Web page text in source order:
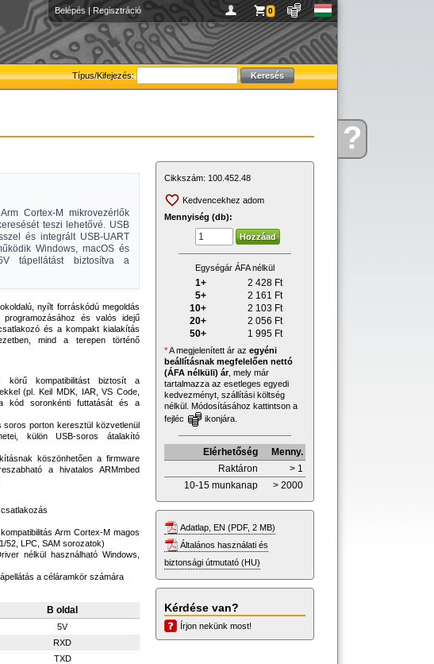
Kérdése?
Belépés | Regisztráció 0
Típus/Kifejezés:
Cortex-M mikrovezérlők
teszi lehetővé. USB
és integrált USB-UART
Windows, macOS és
tápellátást biztosítva a
nyílt forráskódú megoldás
és valós idejű
és a kompakt kialakítás
mind a terepen történő
körű kompatibilitást biztosít a
(pl. Keil MDK, IAR, VS Code,
kód soronkénti futtatását és a
soros porton keresztül közvetlenül
külön USB-soros átalakító
köszönhetően a firmware
a hivatalos ARMmbed
Arm Cortex-M magos
52, LPC, SAM sorozatok)
nélkül használható Windows,
a céláramkör számára
B oldal
5V
RXD
TXD
Cikkszám: 100.452.48
Kedvencekhez adom
Mennyiség (db):
Egységár ÁFA nélkül
1+ 2 428 Ft
5+
2 161 Ft
10+
2 103 Ft
20+
2 056 Ft
50+
1 995 Ft
*A megjelenített ár az egyéni
beállításnak megfelelően nettó
(ÁFA nélküli) ár, mely már
tartalmazza az esetleges egyedi
kedvezményt, szállítási költség
nélkül. Módosításához kattintson a
fejléc
ikonjára.
Elérhetőség
Menny.
Raktáron
> 1
10-15 munkanap
> 2000
Adatlap, EN (PDF, 2 MB)
Általános használati és
biztonsági útmutató (HU)
Kérdése van?
Írjon nekünk most!